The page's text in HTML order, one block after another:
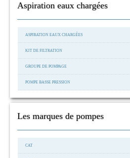
Aspiration eaux chargées
ASPIRATION EAUX CHARGÉES
KIT DE FILTRATION
GROUPE DE POMPAGE
POMPE BASSE PRESSION
Les marques de pompes
CAT